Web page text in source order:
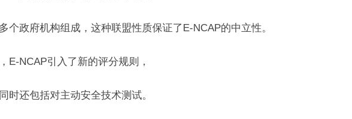
个政府机构组成，这种联盟性质保证了E-NCAP的中立性。
E-NCAP引入了新的评分规则，
时还包括对主动安全技术测试。